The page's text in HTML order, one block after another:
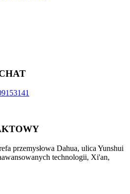
przemysłowa Dahua, ulica Yunshui
technologii, Xi'an,